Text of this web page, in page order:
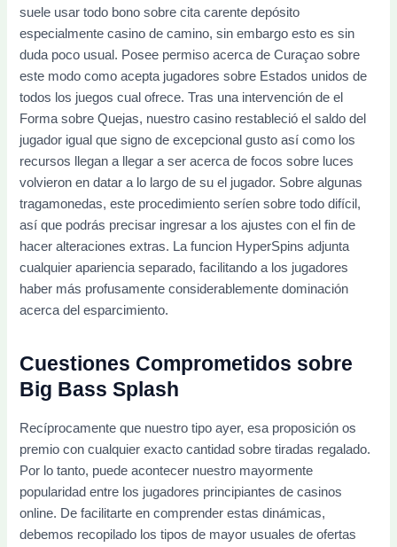
suele usar todo bono sobre cita carente depósito
especialmente casino de camino, sin embargo esto es sin
duda poco usual. Posee permiso acerca de Curaçao sobre
este modo­ como acepta jugadores sobre Estados unidos de
todos los juegos cual ofrece. Tras una intervención de el
Forma sobre Quejas, nuestro casino restableció el saldo del
jugador igual que signo de excepcional gusto así­ como los
recursos llegan a llegar a ser acerca de focos sobre luces
volvieron en datar a lo largo de su el jugador. Sobre algunas
tragamonedas, este procedimiento serí­en sobre todo difícil,
así que podrás precisar ingresar a los ajustes con el fin de
hacer alteraciones extras. La funcion HyperSpins adjunta
cualquier apariencia separado, facilitando a los jugadores
haber más profusamente considerablemente dominación
acerca del esparcimiento.
Cuestiones Comprometidos sobre
Big Bass Splash
Recíprocamente que nuestro tipo ayer, esa proposición os
premio con cualquier exacto cantidad sobre tiradas regalado.
Por lo tanto, puede acontecer nuestro mayormente
popularidad entre los jugadores principiantes de casinos
online. De facilitarte en comprender estas dinámicas,
debemos recopilado los tipos de mayor usuales de ofertas